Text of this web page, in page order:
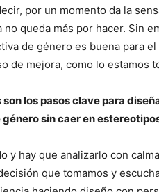
por un momento da la
queda más por hacer. Sin
de género es buena para
de mejora, como lo estamos
son los pasos clave para
sin caer en
y hay que analizarlo con
que tomamos y